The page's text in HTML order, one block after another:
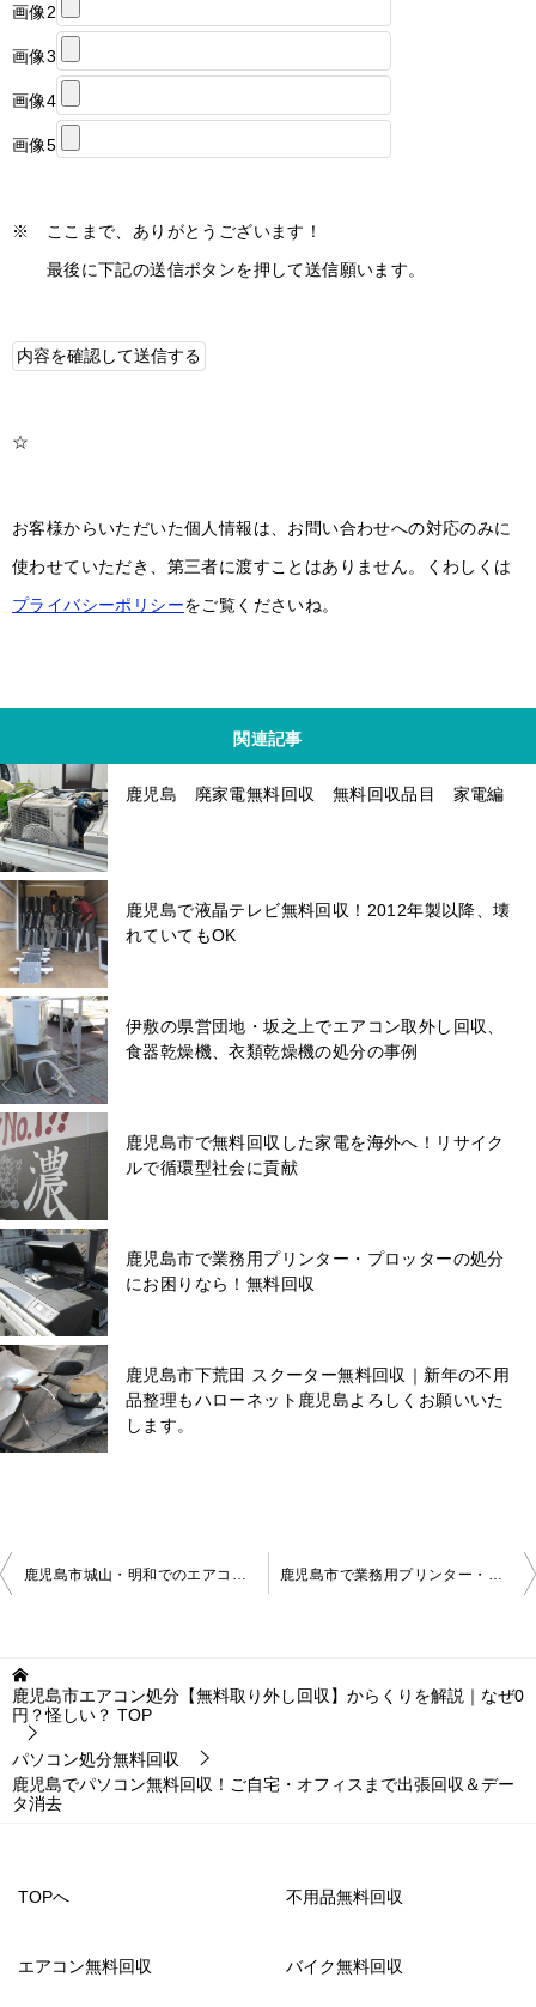
画像2
画像3
画像4
画像5
※ ここまで、ありがとうございます！
最後に下記の送信ボタンを押して送信願います。
☆
お客様からいただいた個人情報は、お問い合わせへの対応のみに
使わせていただき、第三者に渡すことはありません。くわしくは
プライバシーポリシーをご覧くださいね。
関連記事
鹿児島 廃家電無料回収 無料回収品目 家電編
鹿児島で液晶テレビ無料回収！2012年製以降、壊
れていてもOK
伊敷の県営団地・坂之上でエアコン取外し回収、
食器乾燥機、衣類乾燥機の処分の事例
鹿児島市で無料回収した家電を海外へ！リサイク
ルで循環型社会に貢献
鹿児島市で業務用プリンター・プロッターの処分
にお困りなら！無料回収
鹿児島市下荒田 スクーター無料回収｜新年の不用
品整理もハローネット鹿児島よろしくお願いいた
します。
投
ビ
ゲ
ー
シ
鹿児島市エアコン処分【無料取り外し回収】からくりを解説｜なぜ0
円？怪しい？ TOP
パソコン処分無料回収
鹿児島でパソコン無料回収！ご自宅・オフィスまで出張回収＆デー
タ消去
TOPへ 不用品無料回収
エアコン無料回収 バイク無料回収